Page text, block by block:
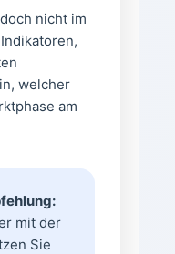
nicht im
welcher
am
mit der
Sie